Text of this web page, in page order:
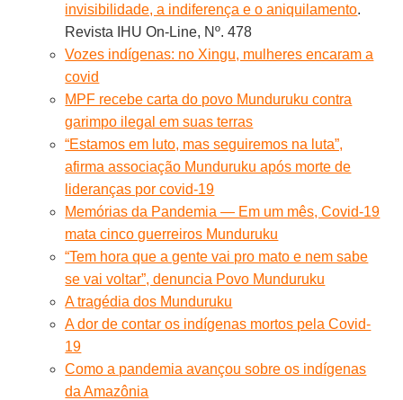
invisibilidade, a indiferença e o aniquilamento.
Revista IHU On-Line, Nº. 478
Vozes indígenas: no Xingu, mulheres encaram a
covid
MPF recebe carta do povo Munduruku contra
garimpo ilegal em suas terras
“Estamos em luto, mas seguiremos na luta”,
afirma associação Munduruku após morte de
lideranças por covid-19
Memórias da Pandemia — Em um mês, Covid-19
mata cinco guerreiros Munduruku
“Tem hora que a gente vai pro mato e nem sabe
se vai voltar”, denuncia Povo Munduruku
A tragédia dos Munduruku
A dor de contar os indígenas mortos pela Covid-
19
Como a pandemia avançou sobre os indígenas
da Amazônia